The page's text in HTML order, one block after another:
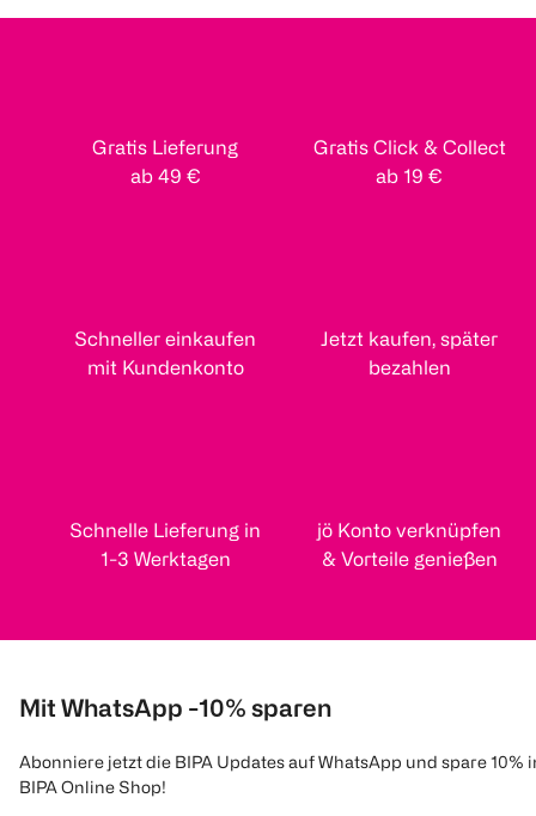
Gratis Lieferung
ab 49 €
Gratis Click & Collect
ab 19 €
Schneller einkaufen
mit Kundenkonto
Jetzt kaufen, später
bezahlen
Schnelle Lieferung in
1-3 Werktagen
jö Konto verknüpfen
& Vorteile genießen
Mit WhatsApp -10% sparen
Abonniere jetzt die BIPA Updates auf WhatsApp und spare 10%
BIPA Online Shop!